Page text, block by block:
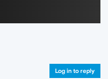
Log in to reply